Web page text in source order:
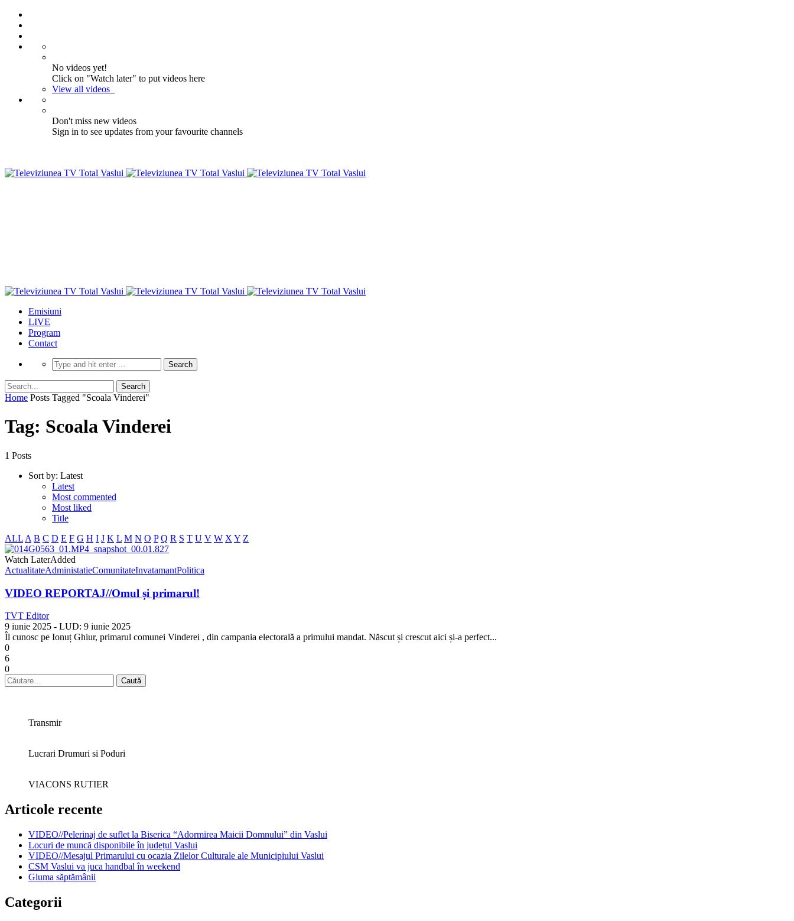
No videos yet!
Click on "Watch later" to put videos here
View all videos
Don't miss new videos
Sign in to see updates from your favourite channels
Emisiuni
LIVE
Program
Contact
Home Posts Tagged "Scoala Vinderei"
Tag: Scoala Vinderei
1 Posts
Sort by: Latest
Latest
Most commented
Most liked
Title
ALL A B C D E F G H I J K L M N O P Q R S T U V W X Y Z
Watch LaterAdded
ActualitateAdministatieComunitateInvatamantPolitica
VIDEO REPORTAJ//Omul și primarul!
TVT Editor
9 iunie 2025 - LUD: 9 iunie 2025
Îl cunosc pe Ionuț Ghiur, primarul comunei Vinderei , din campania electorală a primului mandat. Născut și crescut aici și-a perfect...
0
6
0
Caută
după:
Transmir
Lucrari Drumuri si Poduri
VIACONS RUTIER
Articole recente
VIDEO//Pelerinaj de suflet la Biserica “Adormirea Maicii Domnului” din Vaslui
Locuri de muncă disponibile în județul Vaslui
VIDEO//Mesajul Primarului cu ocazia Zilelor Culturale ale Municipiului Vaslui
CSM Vaslui va juca handbal în weekend
Gluma săptămânii
Categorii